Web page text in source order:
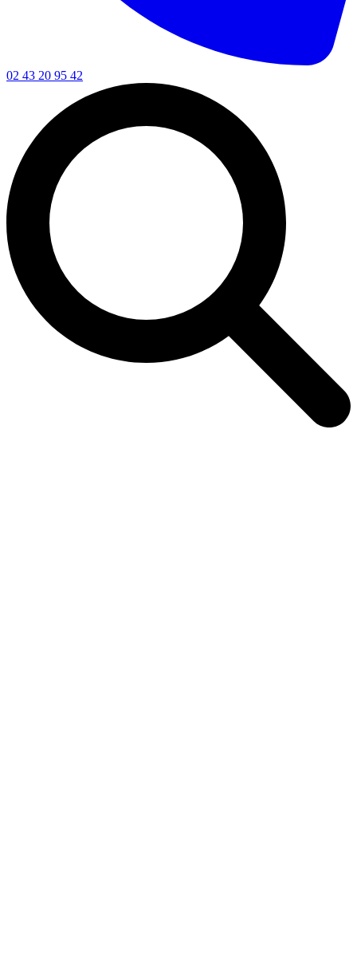
02 43 20 95 42